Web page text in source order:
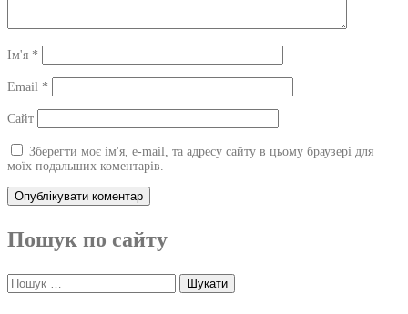
Ім'я *
Email *
Сайт
Зберегти моє ім'я, e-mail, та адресу сайту в цьому браузері для
моїх подальших коментарів.
Пошук по сайту
Пошук: